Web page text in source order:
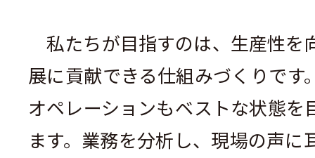
私たちが目指すのは、生産性を
展に貢献できる仕組みづくりです
オペレーションもベストな状態を
ます。業務を分析し、現場の声に